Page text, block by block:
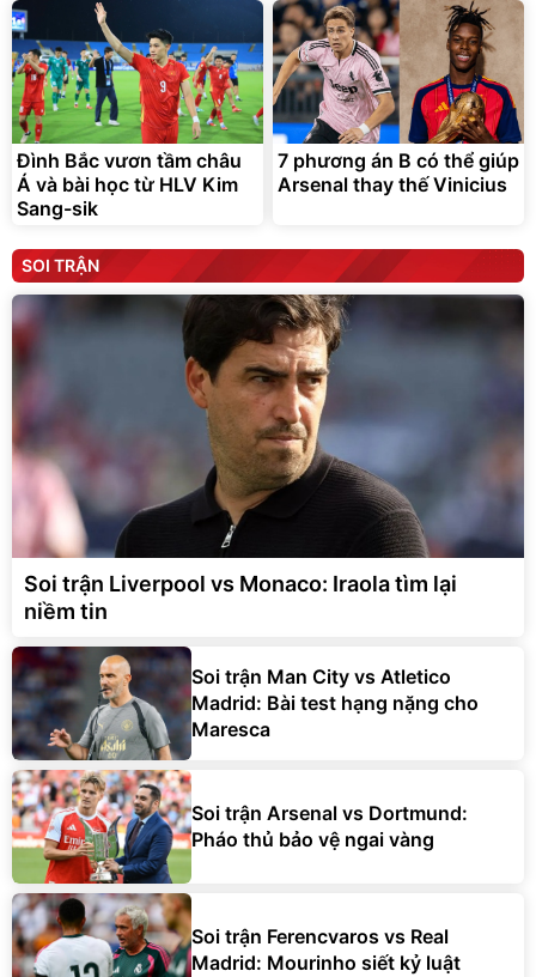
Đình Bắc vươn tầm châu
Á và bài học từ HLV Kim
Sang-sik
7 phương án B có thể giúp
Arsenal thay thế Vinicius
SOI TRẬN
Soi trận Liverpool vs Monaco: Iraola tìm lại
niềm tin
Soi trận Man City vs Atletico
Madrid: Bài test hạng nặng cho
Maresca
Soi trận Arsenal vs Dortmund:
Pháo thủ bảo vệ ngai vàng
Soi trận Ferencvaros vs Real
Madrid: Mourinho siết kỷ luật